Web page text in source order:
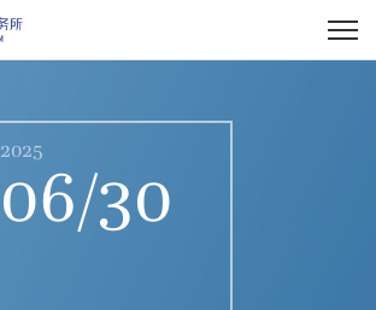
2025
06/30